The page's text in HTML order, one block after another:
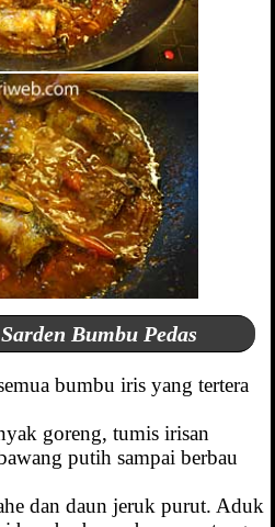
Bumbu Pedas
bumbu iris yang tertera
goreng, tumis irisan
putih sampai berbau
dan daun jeruk purut. Aduk